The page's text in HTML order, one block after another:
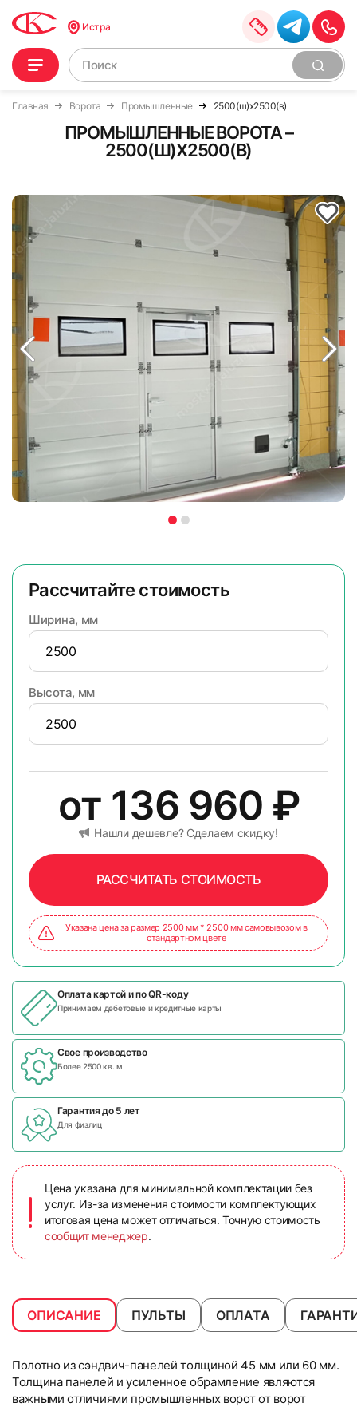
Истра
Главная Ворота Промышленные 2500(ш)x2500(в)
ПРОМЫШЛЕННЫЕ ВОРОТА –
2500(Ш)X2500(В)
Рассчитайте стоимость
Ширина, мм
Высота, мм
от 136 960 ₽
Нашли дешевле? Сделаем скидку!
РАССЧИТАТЬ СТОИМОСТЬ
Указана цена за размер 2500 мм * 2500 мм самовывозом в
стандартном цвете
Оплата картой и поQR-коду
Принимаем дебетовые и кредитные карты
Свое производство
Более 2500 кв. м
Гарантия до 5 лет
Для физлиц
Цена указана для минимальной комплектации без
услуг. Из-за изменения стоимости комплектующих
итоговая цена может отличаться. Точную стоимость
сообщит менеджер.
ОПИСАНИЕ ПУЛЬТЫ ОПЛАТА
Полотно из сэндвич-панелей толщиной 45 мм или 60 мм.
Толщина панелей и усиленное обрамление являются
важными отличиями промышленных ворот от ворот